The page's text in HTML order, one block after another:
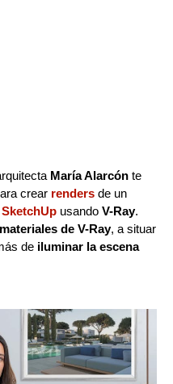
María Alarcón te
crear renders de un
SketchUp usando V-Ray.
materiales de V-Ray, a situar
de iluminar la escena